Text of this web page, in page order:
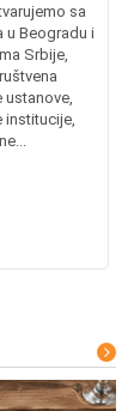
sa
u Beogradu i
Srbije,